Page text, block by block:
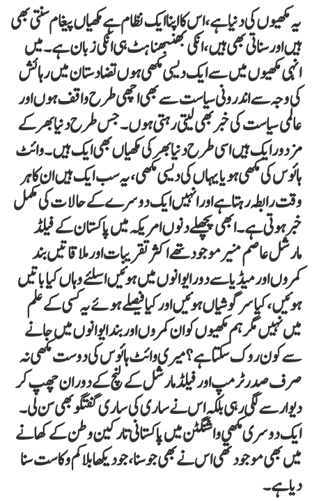
یہ مکھیوں کی دنیا ہے، اس کا اپنا ایک نظام ہے مکھیاں پیغام سنتی بھی
ہیں اور سناتی بھی ہیں، انکی بھنبھناہٹ ہی انکی زبان ہے۔میں
انہی مکھیوں میں سے ایک دیسی مکھی ہوں تضادستان میں رہائش
کی وجہ سے اندرونی سیاست سے بھی اچھی طرح واقف ہوں اور
عالمی سیاست کی خبر بھی لیتی رہتی ہوں۔ جس طرح دنیا بھر کے
مزدور ایک ہیں اسی طرح دنیا بھر کی مکھیاں بھی ایک ہیں ۔وائٹ
ہائوس کی مکھی ہو یا یہاں کی دیسی مکھی، یہ سب ایک ہیں ان کاہر
وقت رابطہ رہتا ہے اور انہیں ایک دوسرے کے حالات کی مکمل
خبر ہوتی ہے۔ ابھی پچھلے دنوں امریکہ میں پاکستان کے فیلڈ
مارشل عاصم منیر موجود تھے اکثر تقریبات اور ملاقاتیں بند
کمروں اور میڈیا سے دور ایوانوں میں ہوئیں اسلئے وہاں کیا باتیں
ہوئیں، کیا سرگوشیاں ہوئیں اور کیا فیصلے ہوئے یہ کسی کے علم
میں نہیں مگر ہم مکھیوں کو ان کمروں اور بند ایوانوں میں جانے
سے کون روک سکتا ہے؟ میری وائٹ ہائوس کی دوست مکھی نہ
صرف صدر ٹرمپ اور فیلڈ مارشل کے لنچ کے دوران چھپ کر
دیوار سے لگی رہی بلکہ اس نے ساری کی ساری گفتگو بھی سن لی ۔
ایک دوسری مکھی واشنگٹن میں پاکستانی تارکین وطن کے کھانے
میں بھی موجود تھی اس نے بھی جو سنا ،جو دیکھا بلا کم و کاست سنا
دیا ہے۔